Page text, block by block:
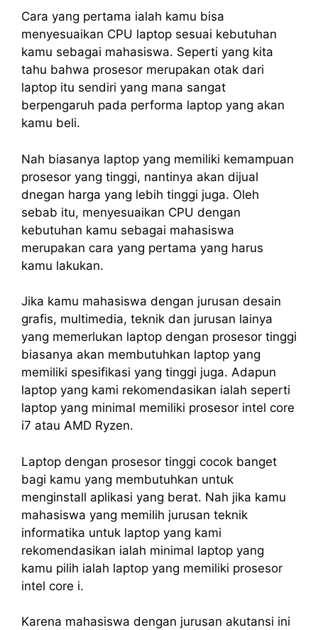
Cara yang pertama ialah kamu bisa
menyesuaikan CPU laptop sesuai kebutuhan
kamu sebagai mahasiswa. Seperti yang kita
tahu bahwa prosesor merupakan otak dari
laptop itu sendiri yang mana sangat
berpengaruh pada performa laptop yang akan
kamu beli.
Nah biasanya laptop yang memiliki kemampuan
prosesor yang tinggi, nantinya akan dijual
dnegan harga yang lebih tinggi juga. Oleh
sebab itu, menyesuaikan CPU dengan
kebutuhan kamu sebagai mahasiswa
merupakan cara yang pertama yang harus
kamu lakukan.
Jika kamu mahasiswa dengan jurusan desain
grafis, multimedia, teknik dan jurusan lainya
yang memerlukan laptop dengan prosesor tinggi
biasanya akan membutuhkan laptop yang
memiliki spesifikasi yang tinggi juga. Adapun
laptop yang kami rekomendasikan ialah seperti
laptop yang minimal memiliki prosesor intel core
i7 atau AMD Ryzen.
Laptop dengan prosesor tinggi cocok banget
bagi kamu yang membutuhkan untuk
menginstall aplikasi yang berat. Nah jika kamu
mahasiswa yang memilih jurusan teknik
informatika untuk laptop yang kami
rekomendasikan ialah minimal laptop yang
kamu pilih ialah laptop yang memiliki prosesor
intel core i.
Karena mahasiswa dengan jurusan akutansi ini